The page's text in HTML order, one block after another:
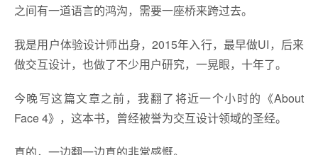
之间有一道语言的鸿沟，需要一座桥来跨过去。
我是用户体验设计师出身，2015年入行，最早做UI，后来
做交互设计，也做了不少用户研究，一晃眼，十年了。
今晚写这篇文章之前，我翻了将近一个小时的《About
Face 4》，这本书，曾经被誉为交互设计领域的圣经。